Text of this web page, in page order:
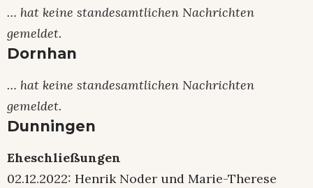
… hat keine standesamtlichen Nachrichten
gemeldet.
Dornhan
… hat keine standesamtlichen Nachrichten
gemeldet.
Dunningen
Eheschließungen
02.12.2022: Henrik Noder und Marie-Therese